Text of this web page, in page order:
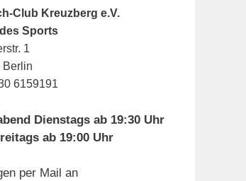
Club Kreuzberg e.V.
Sports
1
Berlin
6159191
Dienstags ab 19:30 Uhr
ab 19:00 Uhr
per Mail an